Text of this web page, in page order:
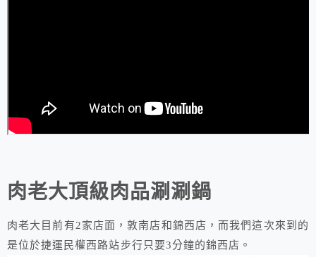
肉老大頂級肉品涮涮鍋
肉老大目前有2家店面，敦南店和錦西店，而我們這次來到的
是位於捷運民權西路站步行只要3分鐘的錦西店。